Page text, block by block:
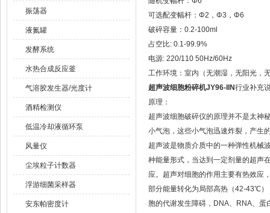
振荡器
液氮罐
发酵系统
水热合成反应釜
气溶胶发生器/光度计
酒精检测仪
低温冷却液循环泵
风量仪
尘埃粒子计数器
浮游细菌采样器
安东帕密度计
可选配变幅杆：Φ2，Φ3，Φ6
破碎容量：0.2-100ml
占空比: 0.1-99.9%
电源: 220/110 50Hz/60Hz
工作环境：室内（无潮湿，无阳光，
超声波细胞粉碎机JY96-IIN行业补充
原理：
超声波细胞破碎仪的原理并不是太神
小气泡，这些小气泡迅速炸裂，产生
超声波是物质介质中的一种弹性机械
种能量形式，当达到一定剂量的超声
应。超声对细胞的作用主要有热效应
部分能量转化为局部高热（42-43℃
胞的代谢发生障碍，DNA、RNA、